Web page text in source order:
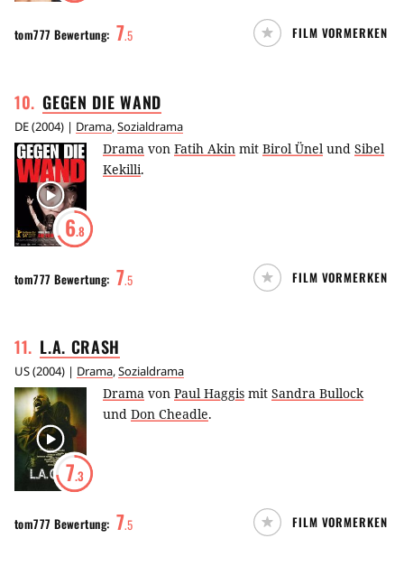
tom777 Bewertung: 7.5 FILM VORMERKEN
10. GEGEN DIEWAND
DE(2004) | Drama,Sozialdrama
6.8
Drama von Fatih Akin mit Birol Ünel und Sibel
Kekilli.
tom777 Bewertung: 7.5 FILM VORMERKEN
11. L.A. CRASH
US(2004) | Drama,Sozialdrama
7.3
Drama von Paul Haggis mit Sandra Bullock
und Don Cheadle.
tom777 Bewertung: 7.5 FILM VORMERKEN